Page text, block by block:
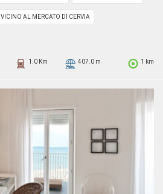
VICINO AL MERCATO DI CERVIA
1 km
407.0 m
1.0 Km